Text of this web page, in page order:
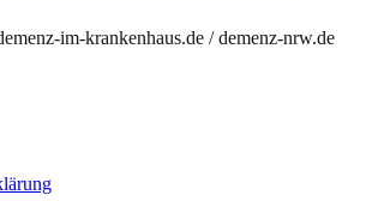
im-krankenhaus.de / demenz-nrw.de